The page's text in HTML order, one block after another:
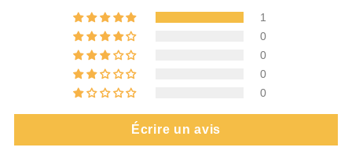
1
0
0
0
0
Écrire un avis